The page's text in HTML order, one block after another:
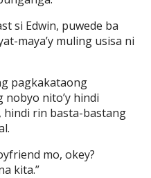
si Edwin, puwede ba
maya’y muling usisa ni
pagkakataong
nobyo nito’y hindi
rin basta-bastang
mo, okey?
kita.”